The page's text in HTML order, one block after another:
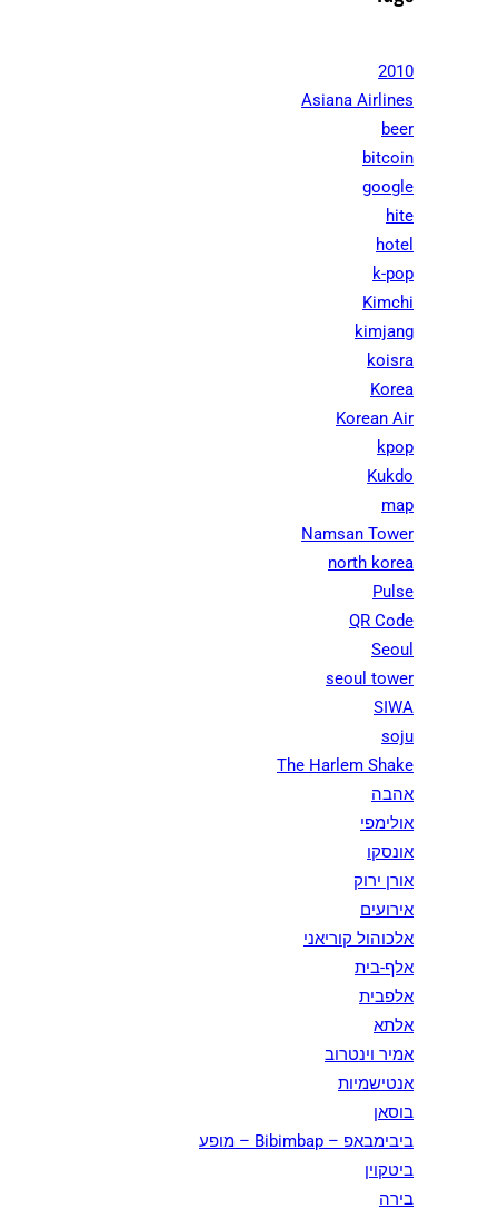
2010
Asiana Airlines
beer
bitcoin
google
hite
hotel
k-pop
Kimchi
kimjang
koisra
Korea
Korean Air
kpop
Kukdo
map
Namsan Tower
north korea
Pulse
QR Code
Seoul
seoul tower
SIWA
soju
The Harlem Shake
אהבה
אולימפי
אונסקו
אורן ירוק
אירועים
אלכוהול קוריאני
אלף-בית
אלפבית
אלתא
אמיר וינטרוב
אנטישמיות
בוסאן
ביבימבאפ – Bibimbap – מופע
ביטקוין
בירה